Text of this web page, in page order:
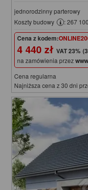
jednorodzinny parterowy
Koszty budowy
: 267
Cena z kodem:
4 440 zł
na zamówienia przez
Cena regularna
Najniższa cena z 30 dni